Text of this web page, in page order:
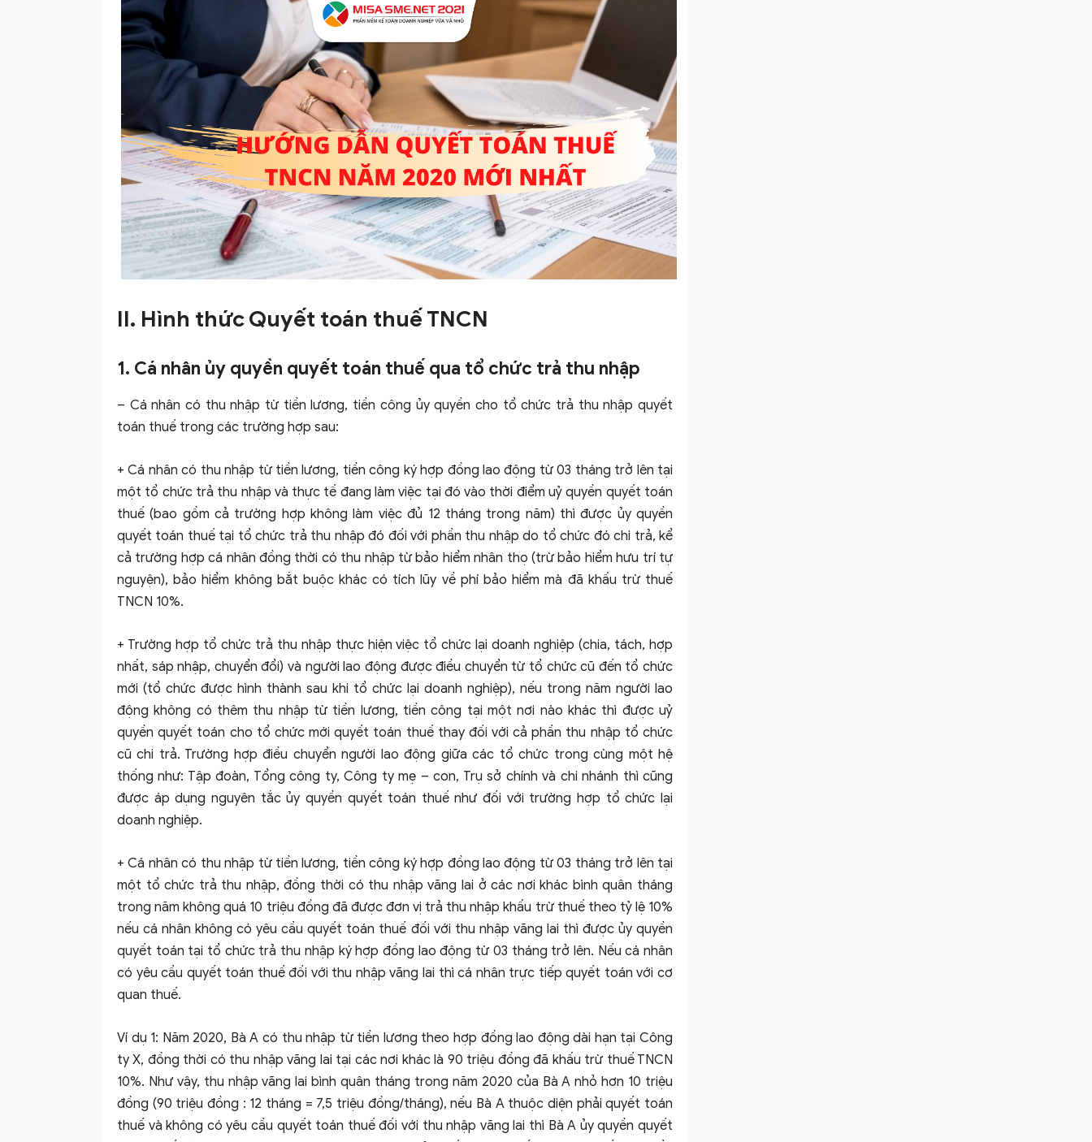
II. Hình thức Quyết toán thuế TNCN
1. Cá nhân ủy quyền quyết toán thuế qua tổ chức trả thu nhập
– Cá nhân có thu nhập từ tiền lương, tiền công ủy quyền cho tổ chức trả thu nhập quyết
toán thuế trong các trường hợp sau:
+ Cá nhân có thu nhập từ tiền lương, tiền công ký hợp đồng lao động từ 03 tháng trở lên tại
một tổ chức trả thu nhập và thực tế đang làm việc tại đó vào thời điểm uỷ quyền quyết toán
thuế (bao gồm cả trường hợp không làm việc đủ 12 tháng trong năm) thì được ủy quyền
quyết toán thuế tại tổ chức trả thu nhập đó đối với phần thu nhập do tổ chức đó chi trả, kể
cả trường hợp cá nhân đồng thời có thu nhập từ bảo hiểm nhân thọ (trừ bảo hiểm hưu trí tự
nguyện), bảo hiểm không bắt buộc khác có tích lũy về phí bảo hiểm mà đã khấu trừ thuế
TNCN 10%.
+ Trường hợp tổ chức trả thu nhập thực hiện việc tổ chức lại doanh nghiệp (chia, tách, hợp
nhất, sáp nhập, chuyển đổi) và người lao động được điều chuyển từ tổ chức cũ đến tổ chức
mới (tổ chức được hình thành sau khi tổ chức lại doanh nghiệp), nếu trong năm người lao
động không có thêm thu nhập từ tiền lương, tiền công tại một nơi nào khác thì được uỷ
quyền quyết toán cho tổ chức mới quyết toán thuế thay đối với cả phần thu nhập tổ chức
cũ chi trả. Trường hợp điều chuyển người lao động giữa các tổ chức trong cùng một hệ
thống như: Tập đoàn, Tổng công ty, Công ty mẹ – con, Trụ sở chính và chi nhánh thì cũng
được áp dụng nguyên tắc ủy quyền quyết toán thuế như đối với trường hợp tổ chức lại
doanh nghiệp.
+ Cá nhân có thu nhập từ tiền lương, tiền công ký hợp đồng lao động từ 03 tháng trở lên tại
một tổ chức trả thu nhập, đồng thời có thu nhập vãng lai ở các nơi khác bình quân tháng
trong năm không quá 10 triệu đồng đã được đơn vị trả thu nhập khấu trừ thuế theo tỷ lệ 10%
nếu cá nhân không có yêu cầu quyết toán thuế đối với thu nhập vãng lai thì được ủy quyền
quyết toán tại tổ chức trả thu nhập ký hợp đồng lao động từ 03 tháng trở lên. Nếu cá nhân
có yêu cầu quyết toán thuế đối với thu nhập vãng lai thì cá nhân trực tiếp quyết toán với cơ
quan thuế.
Ví dụ 1: Năm 2020, Bà A có thu nhập từ tiền lương theo hợp đồng lao động dài hạn tại Công
ty X, đồng thời có thu nhập vãng lai tại các nơi khác là 90 triệu đồng đã khấu trừ thuế TNCN
10%. Như vậy, thu nhập vãng lai bình quân tháng trong năm 2020 của Bà A nhỏ hơn 10 triệu
đồng (90 triệu đồng : 12 tháng = 7,5 triệu đồng/tháng), nếu Bà A thuộc diện phải quyết toán
thuế và không có yêu cầu quyết toán thuế đối với thu nhập vãng lai thì Bà A ủy quyền quyết